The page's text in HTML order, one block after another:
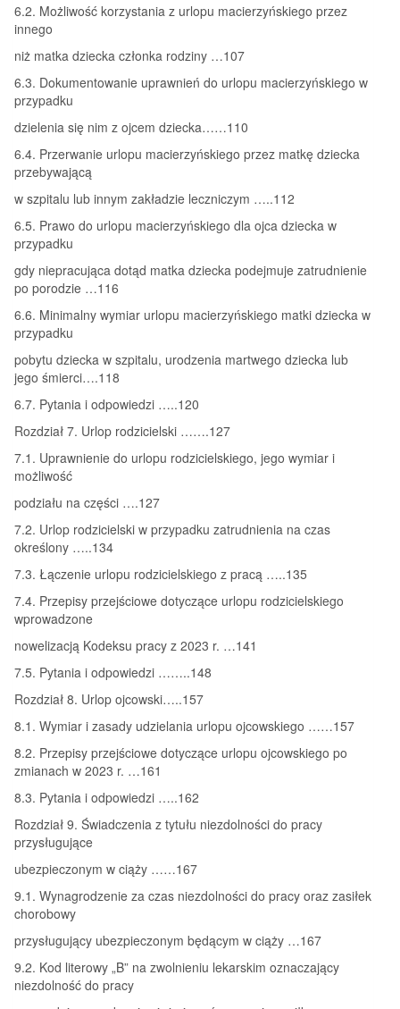
6.2. Możliwość korzystania z urlopu macierzyńskiego przez
innego
niż matka dziecka członka rodziny …107
6.3. Dokumentowanie uprawnień do urlopu macierzyńskiego w
przypadku
dzielenia się nim z ojcem dziecka……110
6.4. Przerwanie urlopu macierzyńskiego przez matkę dziecka
przebywającą
w szpitalu lub innym zakładzie leczniczym …..112
6.5. Prawo do urlopu macierzyńskiego dla ojca dziecka w
przypadku
gdy niepracująca dotąd matka dziecka podejmuje zatrudnienie
po porodzie …116
6.6. Minimalny wymiar urlopu macierzyńskiego matki dziecka w
przypadku
pobytu dziecka w szpitalu, urodzenia martwego dziecka lub
jego śmierci….118
6.7. Pytania i odpowiedzi …..120
Rozdział 7. Urlop rodzicielski …….127
7.1. Uprawnienie do urlopu rodzicielskiego, jego wymiar i
możliwość
podziału na części ….127
7.2. Urlop rodzicielski w przypadku zatrudnienia na czas
określony …..134
7.3. Łączenie urlopu rodzicielskiego z pracą …..135
7.4. Przepisy przejściowe dotyczące urlopu rodzicielskiego
wprowadzone
nowelizacją Kodeksu pracy z 2023 r. …141
7.5. Pytania i odpowiedzi ……..148
Rozdział 8. Urlop ojcowski…..157
8.1. Wymiar i zasady udzielania urlopu ojcowskiego ……157
8.2. Przepisy przejściowe dotyczące urlopu ojcowskiego po
zmianach w 2023 r. …161
8.3. Pytania i odpowiedzi …..162
Rozdział 9. Świadczenia z tytułu niezdolności do pracy
przysługujące
ubezpieczonym w ciąży ……167
9.1. Wynagrodzenie za czas niezdolności do pracy oraz zasiłek
chorobowy
przysługujący ubezpieczonym będącym w ciąży …167
9.2. Kod literowy „B” na zwolnieniu lekarskim oznaczający
niezdolność do pracy